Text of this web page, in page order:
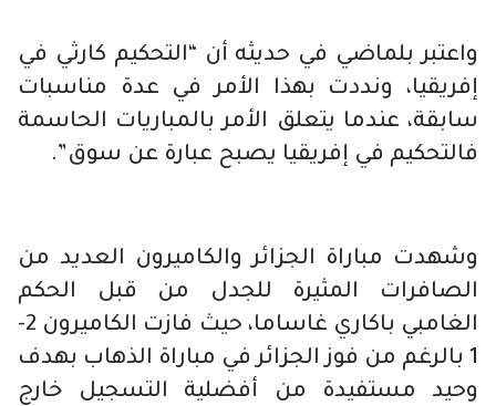
واعتبر بلماضي في حديثه أن “التحكيم كارثي في
إفريقيا، ونددت بهذا الأمر في عدة مناسبات
سابقة، عندما يتعلق الأمر بالمباريات الحاسمة
فالتحكيم في إفريقيا يصبح عبارة عن سوق”.
وشهدت مباراة الجزائر والكاميرون العديد من
الصافرات المثيرة للجدل من قبل الحكم
الغامبي باكاري غاساما، حيث فازت الكاميرون 2-
1 بالرغم من فوز الجزائر في مباراة الذهاب بهدف
وحيد مستفيدة من أفضلية التسجيل خارج